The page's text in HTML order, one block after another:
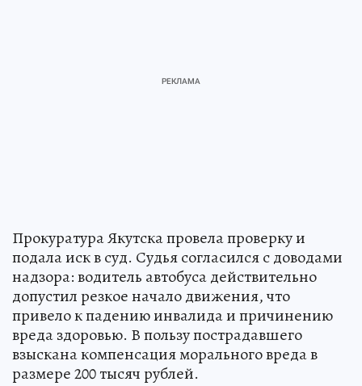
Прокуратура Якутска провела проверку и
подала иск в суд. Судья согласился с доводами
надзора: водитель автобуса действительно
допустил резкое начало движения, что
привело к падению инвалида и причинению
вреда здоровью. В пользу пострадавшего
взыскана компенсация морального вреда в
размере 200 тысяч рублей.